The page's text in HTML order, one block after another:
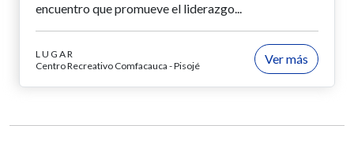
encuentro que promueve el liderazgo...
LUGAR
Centro Recreativo Comfacauca - Pisojé
Ver más